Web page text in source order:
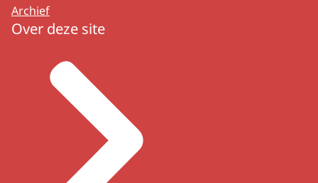
Archief
Over deze site